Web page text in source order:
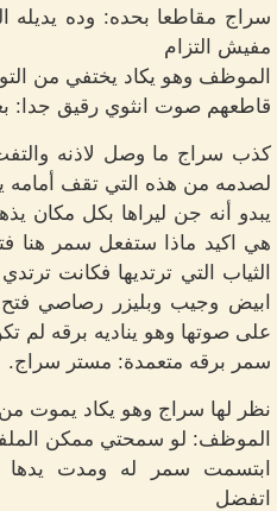
سراج مقاطعا بحده: وده يديله
مفيش التزام
الموظف وهو يكاد يختفي من
قاطعهم صوت انثوي رقيق جدا:
كذب سراج ما وصل لاذنه
لصدمه من هذه التي تقف أمامه
يبدو أنه جن ليراها بكل مكان
هي اكيد ماذا ستفعل سمر هنا
الثياب التي ترتديها فكانت
ابيض وجيب وبليزر رصاصي
على صوتها وهو يناديه برقه لم
سمر برقه متعمدة: مستر سراج.
نظر لها سراج وهو يكاد يموت
الموظف: لو سمحتي ممكن
ابتسمت سمر له ومدت يدها
اتفضل